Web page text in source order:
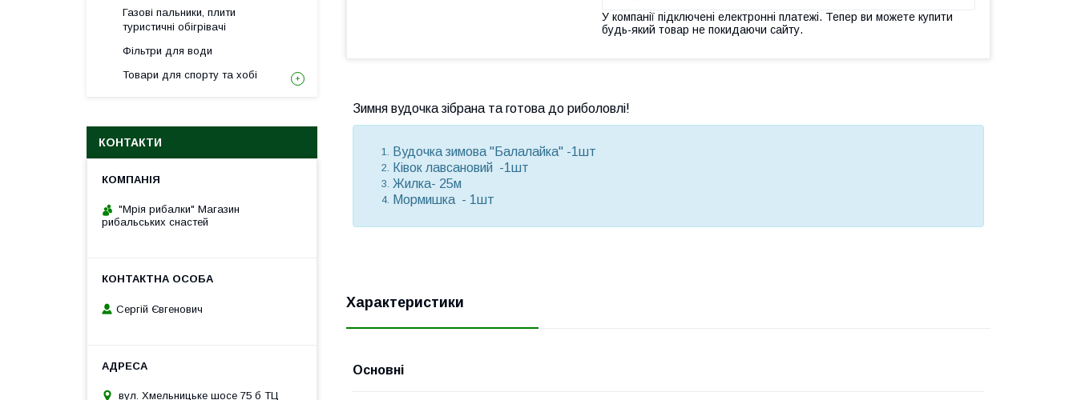
У компанії підключені електронні платежі. Тепер ви можете купити
будь-який товар не покидаючи сайту.
Зимня вудочка зібрана та готова до риболовлі!
Вудочка зимова "Балалайка" -1шт
Ківок лавсановий -1шт
Жилка- 25м
Мормишка - 1шт
Характеристики
Основні
Газові пальники, плити
туристичні обігрівачі
Фільтри для води
Товари для спорту та хобі
КОНТАКТИ
"Мрія рибалки" Магазин
рибальських снастей
Сергій Євгенович
вул. Хмельницьке шосе 75 б ТЦ